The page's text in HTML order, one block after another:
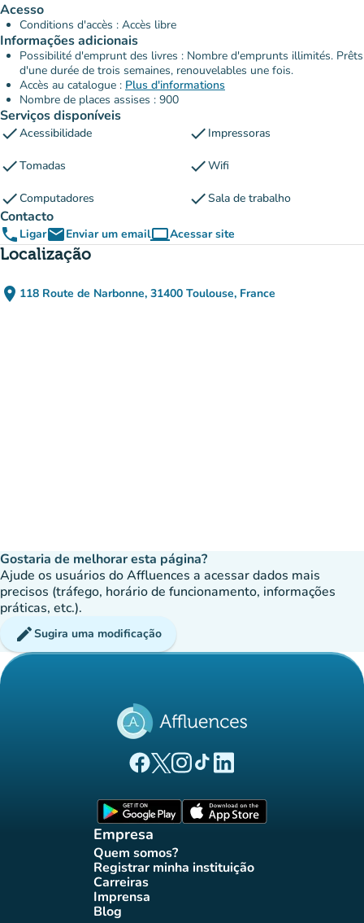
Acesso
Conditions d'accès : Accès libre
Informações adicionais
Possibilité d'emprunt des livres : Nombre d'emprunts illimités. Prêts
d'une durée de trois semaines, renouvelables une fois.
Accès au catalogue : Plus d'informations
Nombre de places assises : 900
Serviços disponíveis
checkAcessibilidade check Impressoras
checkTomadas checkWifi
checkComputadores checkSala de trabalho
Contacto
phone LigaremailEnviar um emailcomputerAcessar site
(novo separador)
Localização
place 118 Route de Narbonne, 31400 Toulouse, France
(abrir no Google Maps)
(novo separador)
Gostaria de melhorar esta página?
Ajude os usuários do Affluences a acessar dados mais
precisos (tráfego, horário de funcionamento, informações
práticas, etc.).
editSugira uma modificação
(novo separador)
(novo separador)
(novo separador)
(novo separador)
(novo separador)
Empresa
Quem somos?(novo separador)
Registrar minha instituição
(novo separador)
Carreiras(novo separador)
Imprensa(novo separador)
Blog(novo separador)